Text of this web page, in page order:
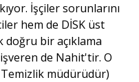
İşçiler sorunlarını
hem de DİSK üst
bir açıklama
de Nahit'tir. O
müdürüdür)